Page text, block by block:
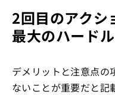
2回目のアクシ
最大のハードル
デメリットと注意点の
ないことが重要だと記